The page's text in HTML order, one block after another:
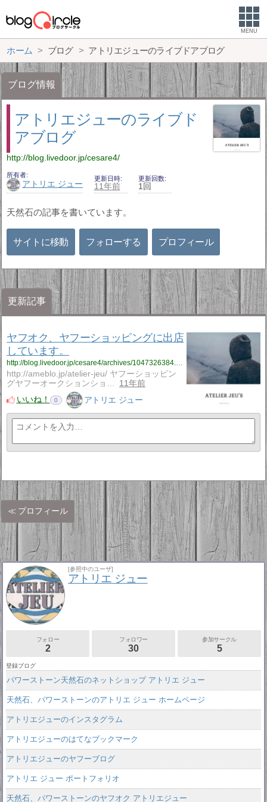
MENU
ホーム ブログ アトリエジューのライブドアブログ
ブログ情報
アトリエジューのライブド
アブログ
http://blog.livedoor.jp/cesare4/
所有者
アトリエ ジュー
更新日時
11年前
更新回数
1回
天然石の記事を書いています。
サイトに移動 フォローする プロフィール
更新記事
ヤフオク、ヤフーショッピングに出店
しています。
http://blog.livedoor.jp/cesare4/archives/1047326384.html
http://ameblo.jp/atelier-jeu/ ヤフーショッピン
グヤフーオークションショ…
11年前
いいね！
0 アトリエ ジュー
プロフィール
[参照中のユーザ]
アトリエ ジュー
フォロー
2
フォロワー
30
参加サークル
5
登録ブログ
パワーストーン天然石のネットショップ アトリエ ジュー
天然石、パワーストーンのアトリエ ジュー ホームページ
アトリエジューのインスタグラム
アトリエジューのはてなブックマーク
アトリエジューのヤフーブログ
アトリエ ジュー ポートフォリオ
天然石、パワーストーンのヤフオク アトリエジュー